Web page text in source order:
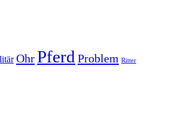
OhrPferd Problem Ritter